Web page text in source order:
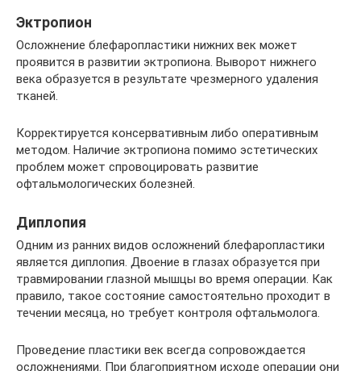
Эктропион
Осложнение блефаропластики нижних век может
проявится в развитии эктропиона. Выворот нижнего
века образуется в результате чрезмерного удаления
тканей.
Корректируется консервативным либо оперативным
методом. Наличие эктропиона помимо эстетических
проблем может спровоцировать развитие
офтальмологических болезней.
Диплопия
Одним из ранних видов осложнений блефаропластики
является диплопия. Двоение в глазах образуется при
травмировании глазной мышцы во время операции. Как
правило, такое состояние самостоятельно проходит в
течении месяца, но требует контроля офтальмолога.
Проведение пластики век всегда сопровождается
осложнениями. При благоприятном исходе операции они